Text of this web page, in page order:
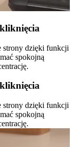
strony dzięki funkcji
spokojną
strony dzięki funkcji
spokojną